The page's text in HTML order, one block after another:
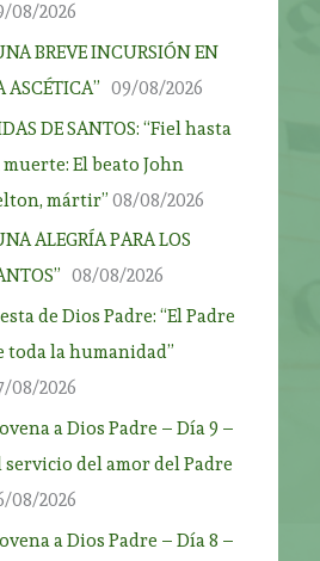
08/2026
BREVE INCURSIÓN EN
ASCÉTICA” 09/08/2026
DE SANTOS: “Fiel hasta
muerte: El beato John
mártir” 08/08/2026
ALEGRÍA PARA LOS
08/08/2026
de Dios Padre: “El Padre
toda la humanidad”
08/2026
a Dios Padre – Día 9 –
servicio del amor del Padre
08/2026
a Dios Padre – Día 8 –